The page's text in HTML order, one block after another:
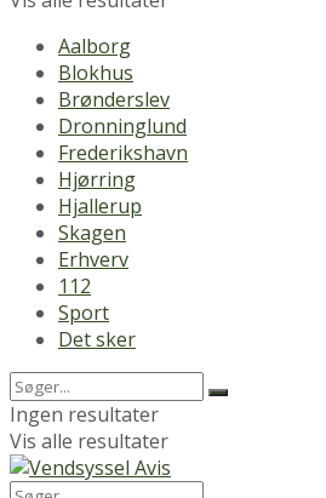
Aalborg
Blokhus
Brønderslev
Dronninglund
Frederikshavn
Hjørring
Hjallerup
Skagen
Erhverv
112
Sport
Det sker
Ingen resultater
Vis alle resultater